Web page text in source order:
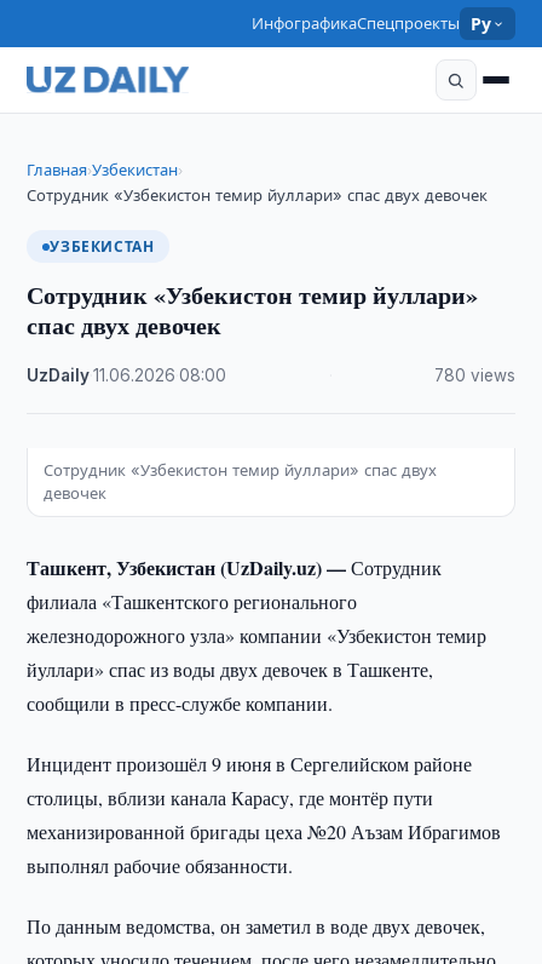
ИнфографикаСпецпроекты Ру
Главная›Узбекистан›
Сотрудник «Узбекистон темир йуллари» спас двух девочек
УЗБЕКИСТАН
Сотрудник «Узбекистон темир йуллари»
спас двух девочек
UzDaily·11.06.2026 ·08:00 780 views
Сотрудник «Узбекистон темир йуллари» спас двух
девочек
Ташкент, Узбекистан (UzDaily.uz) —Сотрудник
филиала «Ташкентского регионального
железнодорожного узла» компании «Узбекистон темир
йуллари» спас из воды двух девочек в Ташкенте,
сообщили в пресс-службе компании.
Инцидент произошёл 9 июня в Сергелийском районе
столицы, вблизи канала Карасу, где монтёр пути
механизированной бригады цеха №20 Аъзам Ибрагимов
выполнял рабочие обязанности.
По данным ведомства, он заметил в воде двух девочек,